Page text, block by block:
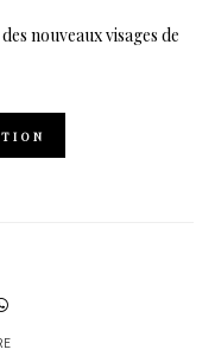
nouveaux visages de